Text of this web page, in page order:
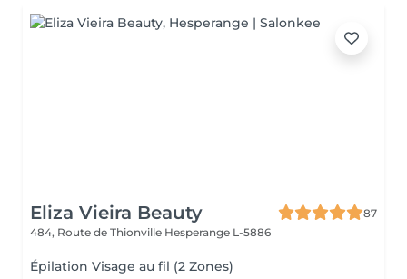
Eliza Vieira Beauty
87
484, Route de Thionville Hesperange L-5886
Épilation Visage au fil (2 Zones)